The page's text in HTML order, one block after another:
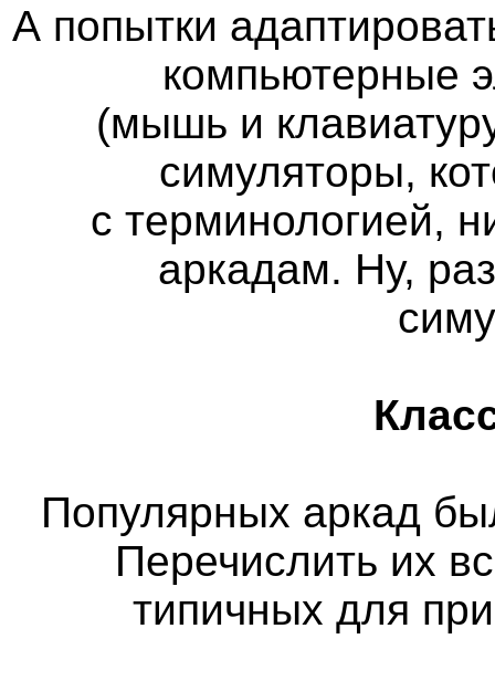
А попытки
компьютерные
(мышь и
симуляторы,
с терминологией,
аркадам. Ну,
Популярных аркад
Перечислить их
типичных для